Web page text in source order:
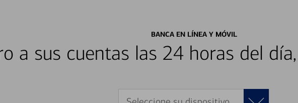
BANCA EN LÍNEA Y MÓVIL
a sus cuentas las 24 horas del